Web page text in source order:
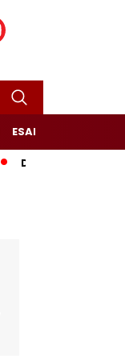
ESAI
Dari Limbah Menjadi